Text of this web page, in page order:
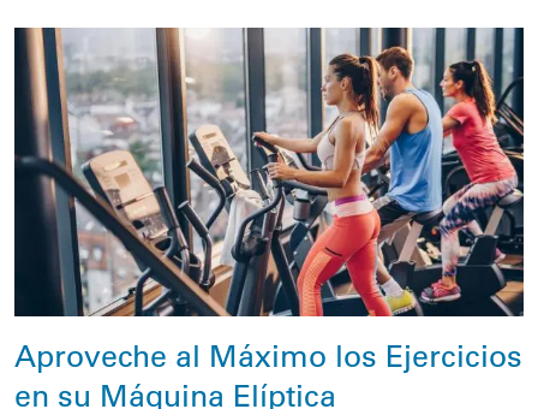
Aproveche al Máximo los Ejercicios
en su Máquina Elíptica